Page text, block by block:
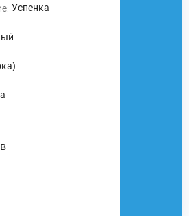
Успенка